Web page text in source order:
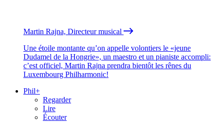
Martin Rajna, Directeur musical
Une étoile montante qu’on appelle volontiers le «jeune
Dudamel de la Hongrie», un maestro et un pianiste accompli:
c’est officiel, Martin Rajna prendra bientôt les rênes du
Luxembourg Philharmonic!
Phil+
Regarder
Lire
Écouter